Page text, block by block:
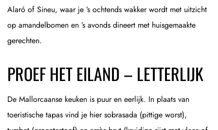
Alaró of Sineu, waar je ’s ochtends wakker wordt met uitzicht
op amandelbomen en ’s avonds dineert met huisgemaakte
gerechten.
PROEF HET EILAND – LETTERLIJK
De Mallorcaanse keuken is puur en eerlijk. In plaats van
toeristische tapas vind je hier sobrasada (pittige worst),